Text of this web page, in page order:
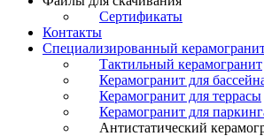
Сертификаты
Контакты
Специализированный
Тактильный керамогранит
Керамогранит для
Керамогранит для террасы
Керамогранит для
Антистатический